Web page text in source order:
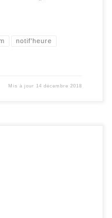
notif'heure
Mis à jour 14 décembre 2018